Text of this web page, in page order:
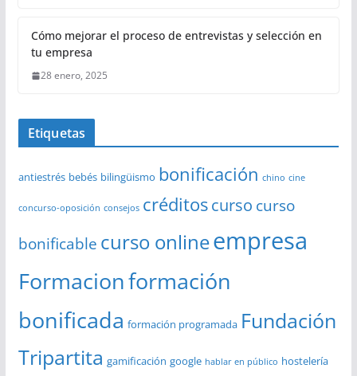
Cómo mejorar el proceso de entrevistas y selección en
tu empresa
28 enero, 2025
Etiquetas
antiestrés bebés bilingüismo bonificación chino cine
concurso-oposición consejos créditoscurso curso
bonificable curso onlineempresa
Formacionformación
bonificada formación programada Fundación
Tripartita gamificación google hablar en público hostelería